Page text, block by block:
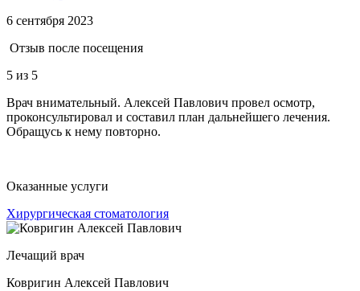
6 сентября 2023
Отзыв после посещения
5 из 5
Врач внимательный. Алексей Павлович провел осмотр,
проконсультировал и составил план дальнейшего лечения.
Обращусь к нему повторно.
Оказанные услуги
Хирургическая стоматология
Лечащий врач
Ковригин Алексей Павлович